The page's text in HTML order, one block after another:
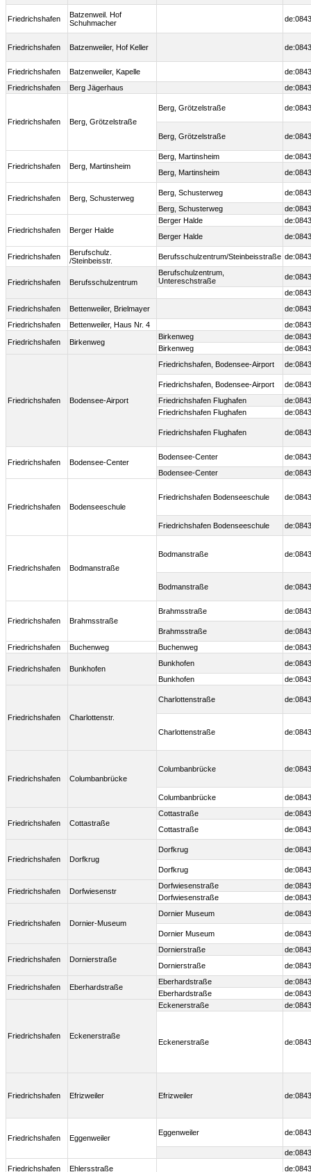
Friedrichshafen
Batzenweil. Hof
Schuhmacher
Friedrichshafen Batzenweiler, Hof Keller
Friedrichshafen Batzenweiler, Kapelle
Friedrichshafen
Berg Jägerhaus
Friedrichshafen Berg, Grötzelstraße
Berg, Grötzelstraße
Berg, Grötzelstraße
Friedrichshafen Berg, Martinsheim
Berg, Martinsheim
Berg, Martinsheim
Friedrichshafen Berg, Schusterweg
Berg, Schusterweg
Berg, Schusterweg
Friedrichshafen Berger Halde
Berger Halde
Berger Halde
Friedrichshafen
Berufschulz.
/Steinbeisstr.
Berufsschulzentrum/Steinbeisstraße
Friedrichshafen Berufsschulzentrum
Berufschulzentrum,
Untereschstraße
Friedrichshafen
Bettenweiler, Brielmayer
Friedrichshafen
Bettenweiler, Haus Nr. 4
Friedrichshafen Birkenweg
Birkenweg
Birkenweg
Friedrichshafen Bodensee-Airport
Friedrichshafen, Bodensee-Airport
Friedrichshafen, Bodensee-Airport
Friedrichshafen Flughafen
Friedrichshafen Flughafen
Friedrichshafen Flughafen
Friedrichshafen Bodensee-Center
Bodensee-Center
Bodensee-Center
Friedrichshafen Bodenseeschule
Friedrichshafen Bodenseeschule
Friedrichshafen Bodenseeschule
Friedrichshafen Bodmanstraße
Bodmanstraße
Bodmanstraße
Friedrichshafen Brahmsstraße
Brahmsstraße
Brahmsstraße
Friedrichshafen
Buchenweg Buchenweg
Friedrichshafen Bunkhofen
Bunkhofen
Bunkhofen
Friedrichshafen Charlottenstr.
Charlottenstraße
Charlottenstraße
Friedrichshafen Columbanbrücke
Columbanbrücke
Columbanbrücke
Friedrichshafen Cottastraße
Cottastraße
Cottastraße
Friedrichshafen Dorfkrug
Dorfkrug
Dorfkrug
Friedrichshafen Dorfwiesenstr
Dorfwiesenstraße
Dorfwiesenstraße
Friedrichshafen Dornier-Museum
Dornier Museum
Dornier Museum
Friedrichshafen Dornierstraße
Dornierstraße
Dornierstraße
Friedrichshafen Eberhardstraße
Eberhardstraße
Eberhardstraße
Friedrichshafen Eckenerstraße
Eckenerstraße
Eckenerstraße
Friedrichshafen Efrizweiler Efrizweiler
Friedrichshafen Eggenweiler
Eggenweiler
Friedrichshafen
Ehlersstraße